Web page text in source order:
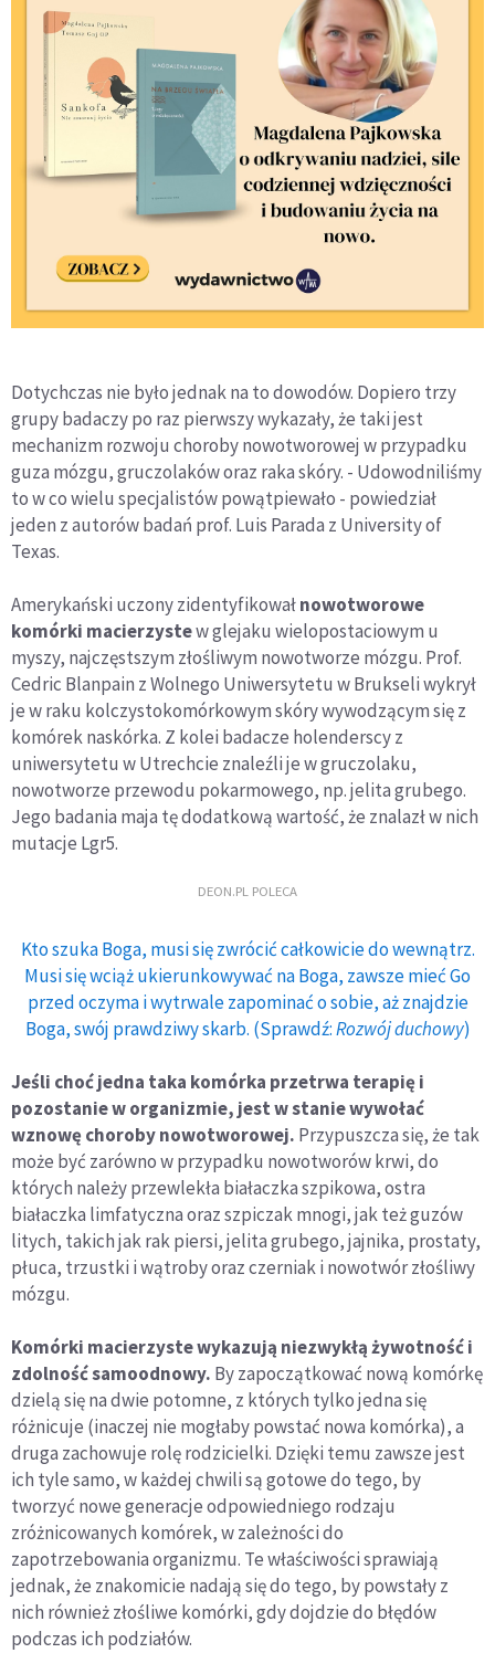
Dotychczas nie było jednak na to dowodów. Dopiero trzy
grupy badaczy po raz pierwszy wykazały, że taki jest
mechanizm rozwoju choroby nowotworowej w przypadku
guza mózgu, gruczolaków oraz raka skóry. - Udowodniliśmy
to w co wielu specjalistów powątpiewało - powiedział
jeden z autorów badań prof. Luis Parada z University of
Texas.
Amerykański uczony zidentyfikowałnowotworowe
komórki macierzystew glejaku wielopostaciowym u
myszy, najczęstszym złośliwym nowotworze mózgu. Prof.
Cedric Blanpain z Wolnego Uniwersytetu w Brukseli wykrył
je w raku kolczystokomórkowym skóry wywodzącym się z
komórek naskórka. Z kolei badacze holenderscy z
uniwersytetu w Utrechcie znaleźli je w gruczolaku,
nowotworze przewodu pokarmowego, np. jelita grubego.
Jego badania maja tę dodatkową wartość, że znalazł w nich
mutacje Lgr5.
DEON.PL POLECA
Kto szuka Boga, musi się zwrócić całkowicie do wewnątrz.
Musi się wciąż ukierunkowywać na Boga, zawsze mieć Go
przed oczyma i wytrwale zapominać o sobie, aż znajdzie
Boga, swój prawdziwy skarb. (Sprawdź:Rozwój duchowy)
Jeśli choć jedna taka komórka przetrwa terapię i
pozostanie w organizmie, jest w stanie wywołać
wznowę choroby nowotworowej. Przypuszcza się, że tak
może być zarówno w przypadku nowotworów krwi, do
których należy przewlekła białaczka szpikowa, ostra
białaczka limfatyczna oraz szpiczak mnogi, jak też guzów
litych, takich jak rak piersi, jelita grubego, jajnika, prostaty,
płuca, trzustki i wątroby oraz czerniak i nowotwór złośliwy
mózgu.
Komórki macierzyste wykazują niezwykłą żywotność i
zdolność samoodnowy. By zapoczątkować nową komórkę
dzielą się na dwie potomne, z których tylko jedna się
różnicuje (inaczej nie mogłaby powstać nowa komórka), a
druga zachowuje rolę rodzicielki. Dzięki temu zawsze jest
ich tyle samo, w każdej chwili są gotowe do tego, by
tworzyć nowe generacje odpowiedniego rodzaju
zróżnicowanych komórek, w zależności do
zapotrzebowania organizmu. Te właściwości sprawiają
jednak, że znakomicie nadają się do tego, by powstały z
nich również złośliwe komórki, gdy dojdzie do błędów
podczas ich podziałów.